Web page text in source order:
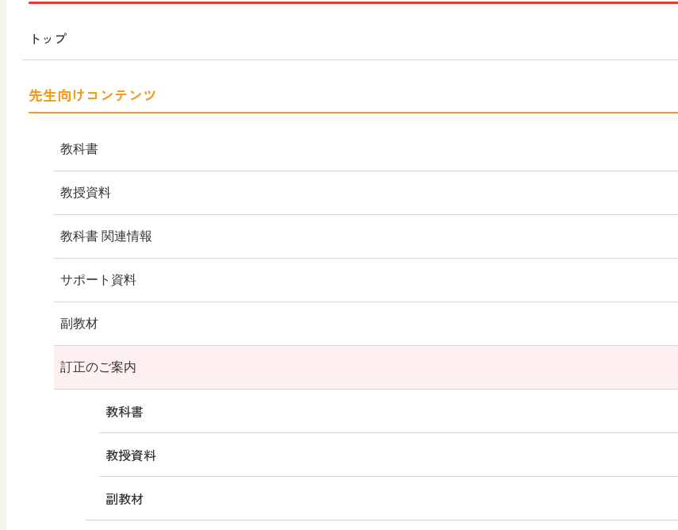
情報Ⅰ ADVANCED
情報Ⅰ 図解と実習
情報Ⅱ
トップ
先生向けコンテンツ
教科書
教科書のご案内
教科書のポイント
目次
内容解説資料（別冊）
教科書検討の観点からみた特色
教授資料
教授資料のご案内
朱書編
デジタルデータ編
教科書 関連情報
教科書QRコンテンツ
サポート資料
観点別評価規準例
シラバス案
情報カタログ2025 第2版
（副教材一覧）
副教材
AIリテラシー・ワークブック
情報Ⅰ大学入試 対策問題集
速習 ポイント攻略 情報Ⅰ
サブノート
訂正のご案内
教科書
教授資料
副教材